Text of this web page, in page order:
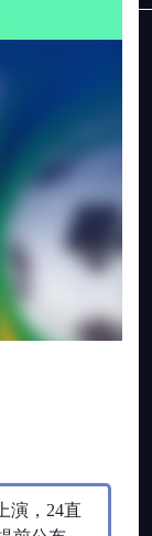
演，24直